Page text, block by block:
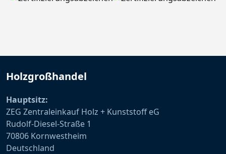
Holzgroßhandel
Hauptsitz:
ZEG Zentraleinkauf Holz + Kunststoff eG
Rudolf-Diesel-Straße 1
70806 Kornwestheim
Deutschland